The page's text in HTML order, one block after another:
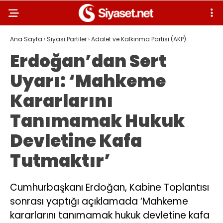
Ana Sayfa › Siyasi Partiler›Adalet ve Kalkınma Partisi (AKP)
Erdoğan’dan Sert
Uyarı: ‘Mahkeme
Kararlarını
Tanımamak Hukuk
Devletine Kafa
Tutmaktır’
Cumhurbaşkanı Erdoğan, Kabine Toplantısı
sonrası yaptığı açıklamada ‘Mahkeme
kararlarını tanımamak hukuk devletine kafa